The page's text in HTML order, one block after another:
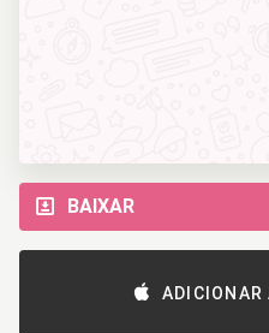
BAIXAR
ADICIONAR